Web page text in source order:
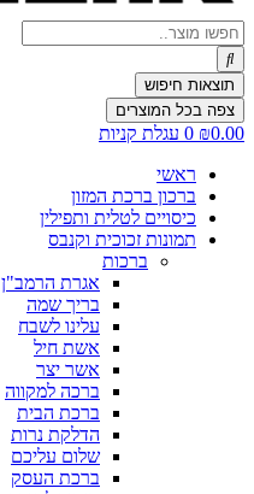
Search
...
תוצאות חיפוש
צפה בכל המוצרים
₪0.00
0 עגלת קניות
ראשי
ברכון ברכת המזון
כיסויים לטלית ותפילין
תמונות זכוכית וקנבס
ברכות
אגרת הרמב"ן
בריך שמה
עלינו לשבח
אשת חיל
אשר יצר
ברכה למקווה
ברכת הבית
הדלקת נרות
שלום עליכם
ברכת העסק